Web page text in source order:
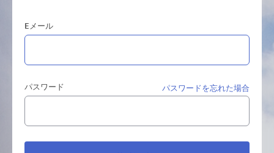
Eメール
パスワード パスワードを忘れた場合